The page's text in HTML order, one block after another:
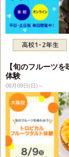
【旬のフルーツ
体験
08月09日(日)～